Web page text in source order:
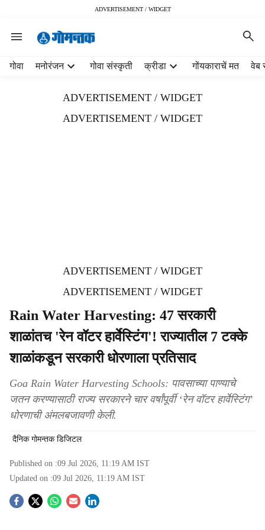
ADVERTISEMENT / WIDGET
गोवा मनोरंजन गोवा संस्कृती क्रीडा गोंयकाराचें मत वेब
ADVERTISEMENT / WIDGET
ADVERTISEMENT / WIDGET
ADVERTISEMENT / WIDGET
ADVERTISEMENT / WIDGET
Rain Water Harvesting: 47 सरकारी
शाळांतच 'रेन वॉटर हार्वेस्टिंग'! राज्यातील 7 टक्के
शाळांकडून सरकारी धोरणाला प्रतिसाद
Goa Rain Water Harvesting Schools: पावसाच्या पाण्याचे
जतन करण्यासाठी राज्य सरकारने चार वर्षांपूर्वी ‘रेन वॉटर हार्वेस्टिंग’
धोरणाची अंमलबजावणी केली.
दैनिक गोमन्तक डिजिटल
Published on :09 Jul 2026, 11:19 AM IST
Updated on :09 Jul 2026, 11:19 AM IST
S